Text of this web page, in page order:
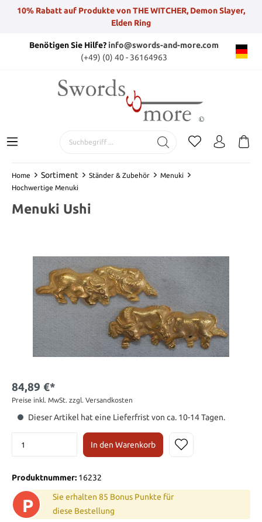
10% Rabatt auf Produkte von THE WITCHER, Demon Slayer,
Elden Ring
Benötigen Sie Hilfe?info@swords-and-more.com
(+49) (0) 40 - 36164963
Home Sortiment Ständer & Zubehör
Menuki
Hochwertige Menuki
Menuki Ushi
84,89 €*
Preise inkl. MwSt. zzgl. Versandkosten
Dieser Artikel hat eine Lieferfrist von ca. 10-14 Tagen.
In den Warenkorb
Produktnummer: 16232
P
Sie erhalten 85 Bonus Punkte für
diese Bestellung